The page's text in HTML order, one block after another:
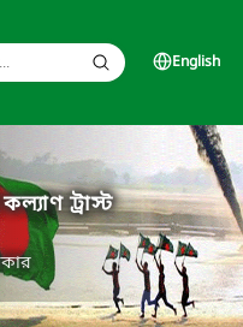
English
ট্রাস্ট